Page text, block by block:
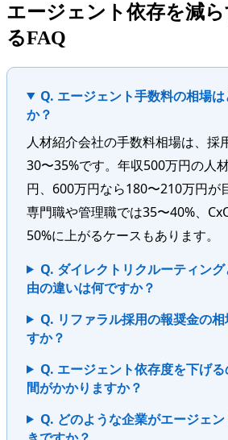
エージェント依存を減
るFAQ
Q. エージェント手数料の相場
か？
人材紹介会社の手数料相場は、採
30〜35%です。年収500万円の人
円、600万円なら180〜210万円が
専門職や管理職では35〜40%、
50%に上がるケースもあります。
Q. ダイレクトリクルーティン
由の違いは何ですか？
Q. リファラル採用の報奨金の
すか？
Q. エージェント依存度を下げ
間がかかりますか？
Q. どのような企業がエージェ